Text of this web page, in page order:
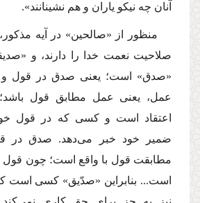
آنان چه نیكو یاران و هم نشینانند».
منظور از «صالحین» در آیه
صلاحیت نعمت خدا را دارند، و
«صدق» است؛ یعنى صدق در قول
عمل، یعنى عمل مطابق قول
اعتقاد است و كسى كه در قول
ضمیر خود خبر مى‌دهد. صدق در
مطابقت قول با واقع است؛ چون قول
است... بنابراین «صدّیق» كسى است